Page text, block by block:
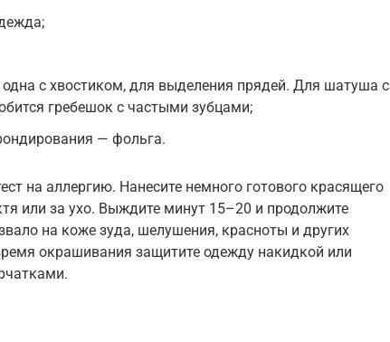
одна с хвостиком, для выделения прядей. Для шатуша с
гребешок с частыми зубцами;
— фольга.
на аллергию. Нанесите немного готового красящего
или за ухо. Выждите минут 15–20 и продолжите
на коже зуда, шелушения, красноты и других
окрашивания защитите одежду накидкой или